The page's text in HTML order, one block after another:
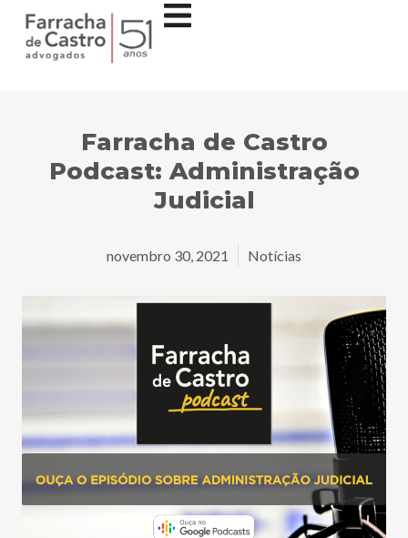
Farracha de Castro
Podcast: Administração
Judicial
novembro 30, 2021 Notícias